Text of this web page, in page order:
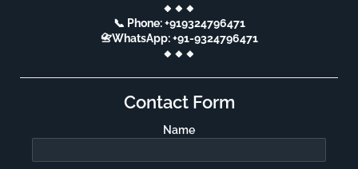
🔸🔸🔸
📞 Phone: +919324796471
📇WhatsApp: +91-9324796471
🔸🔸🔸
Contact Form
Name